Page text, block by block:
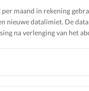
maand in rekening
nieuwe datalimiet. De
na verlenging van het